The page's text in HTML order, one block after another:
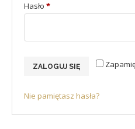
Hasło *
ZALOGUJ SIĘ
Nie pamiętasz hasła?